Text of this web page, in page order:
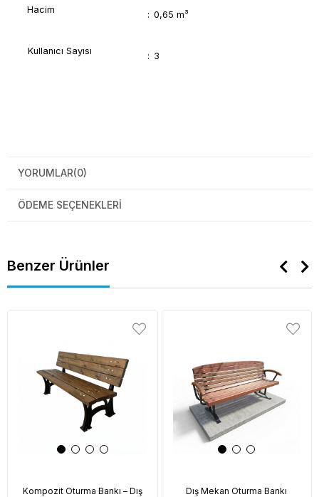
Hacim : 0,65 m³
Kullanıcı Sayısı : 3
YORUMLAR(0)
ÖDEME SEÇENEKLERI
Benzer Ürünler
Kompozit Oturma Bankı – Dış
Dış Mekan Oturma Bankı